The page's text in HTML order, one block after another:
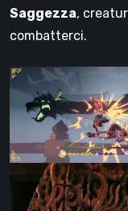
Saggezza,
combatterci.